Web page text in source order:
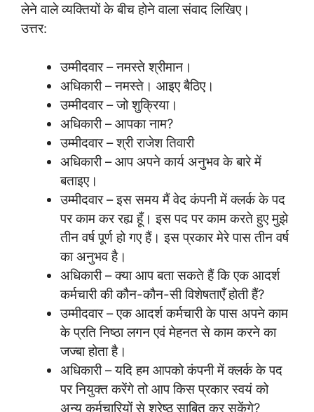
लेने वाले व्यक्तियों के बीच होने वाला संवाद लिखिए।
उत्तर:
उम्मीदवार – नमस्ते श्रीमान।
अधिकारी – नमस्ते। आइए बैठिए।
उम्मीदवार – जो शुक्रिया।
अधिकारी – आपका नाम?
उम्मीदवार – श्री राजेश तिवारी
अधिकारी – आप अपने कार्य अनुभव के बारे में
बताइए।
उम्मीदवार – इस समय मैं वेद कंपनी में क्लर्क के पद
पर काम कर रह्य हूँ। इस पद पर काम करते हुए मुझे
तीन वर्ष पूर्ण हो गए हैं। इस प्रकार मेरे पास तीन वर्ष
का अनुभव है।
अधिकारी – क्या आप बता सकते हैं कि एक आदर्श
कर्मचारी की कौन-कौन-सी विशेषताएँ होती हैं?
उम्मीदवार – एक आदर्श कर्मचारी के पास अपने काम
के प्रति निष्ठा लगन एवं मेहनत से काम करने का
जज्बा होता है।
अधिकारी – यदि हम आपको कंपनी में क्लर्क के पद
पर नियुक्त करेंगे तो आप किस प्रकार स्वयं को
अन्य कर्मचारियों से श्रेष्ठ साबित कर सकेंगे?